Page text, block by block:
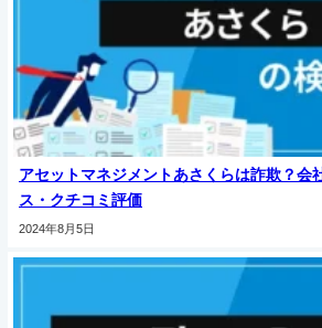
アセットマネジメントあさくらは詐欺？会
ス・クチコミ評価
2024年8月5日